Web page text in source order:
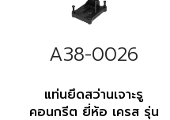
A38-0026
แท่นยึดสว่านเจาะรู
คอนกรีต ยี่ห้อ เครส รุ่น